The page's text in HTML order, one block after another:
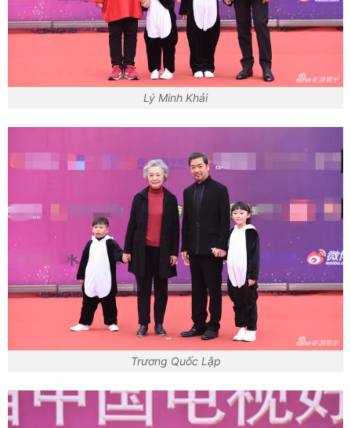
Lý Minh Khải
Trương Quốc Lập